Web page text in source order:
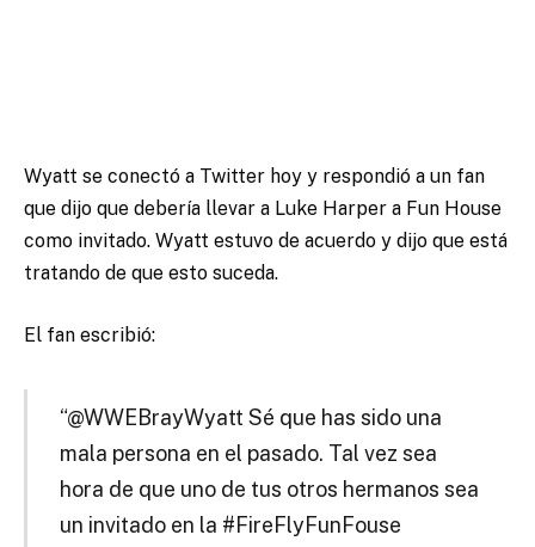
Wyatt se conectó a Twitter hoy y respondió a un fan
que dijo que debería llevar a Luke Harper a Fun House
como invitado. Wyatt estuvo de acuerdo y dijo que está
tratando de que esto suceda.
El fan escribió:
“@WWEBrayWyatt Sé que has sido una
mala persona en el pasado. Tal vez sea
hora de que uno de tus otros hermanos sea
un invitado en la #FireFlyFunFouse